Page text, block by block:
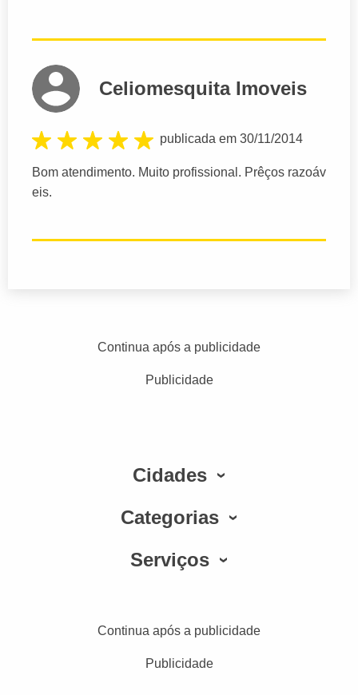
Celiomesquita Imoveis
publicada em 30/11/2014
Bom atendimento. Muito profissional. Prêços razoáv
eis.
Continua após a publicidade
Publicidade
Cidades
Categorias
Serviços
Continua após a publicidade
Publicidade